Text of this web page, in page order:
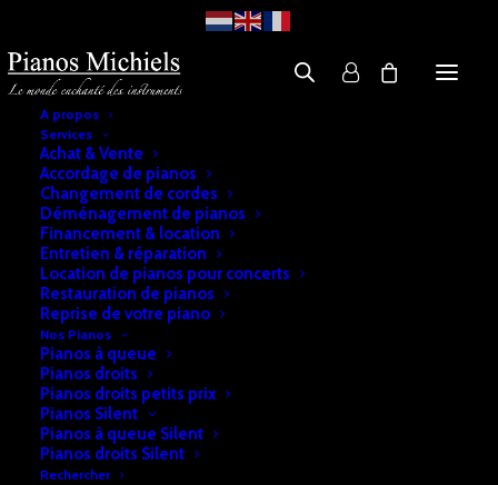
A propos
Services
Achat & Vente
Accordage de pianos
Changement de cordes
Déménagement de pianos
Financement & location
Entretien & réparation
Location de pianos pour concerts
Restauration de pianos
Reprise de votre piano
Nos Pianos
Pianos à queue
Pianos droits
Pianos droits petits prix
Pianos Silent
Pianos à queue Silent
Pianos droits Silent
Rechercher